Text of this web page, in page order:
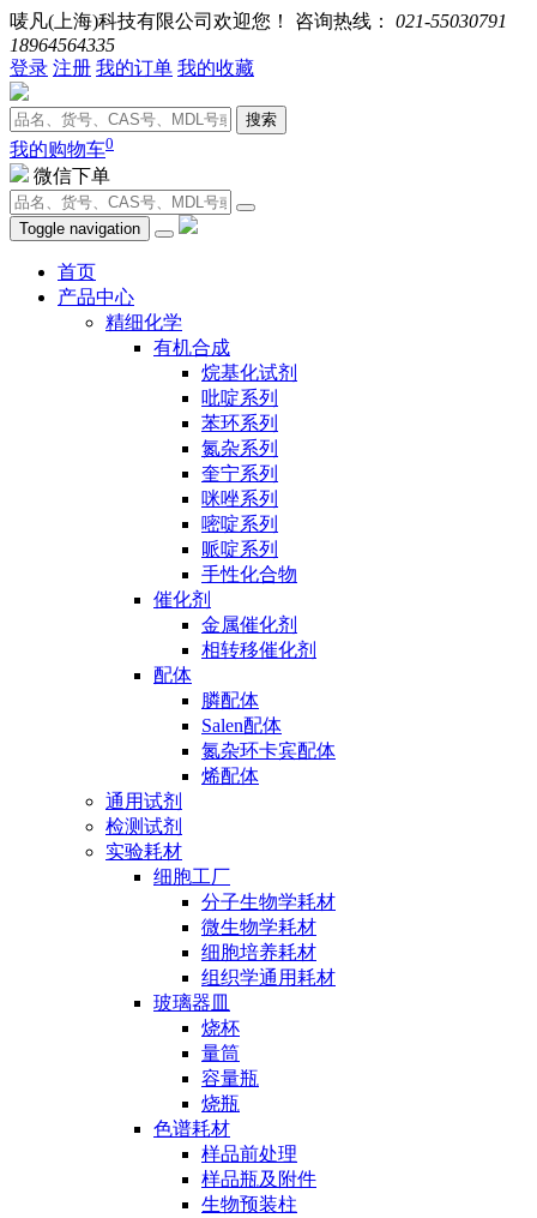
唛凡(上海)科技有限公司欢迎您！ 咨询热线： 021-55030791
18964564335
登录 注册 我的订单 我的收藏
搜索
我的购物车0
微信下单
Toggle navigation
首页
产品中心
精细化学
有机合成
烷基化试剂
吡啶系列
苯环系列
氮杂系列
奎宁系列
咪唑系列
嘧啶系列
哌啶系列
手性化合物
催化剂
金属催化剂
相转移催化剂
配体
膦配体
Salen配体
氮杂环卡宾配体
烯配体
通用试剂
检测试剂
实验耗材
细胞工厂
分子生物学耗材
微生物学耗材
细胞培养耗材
组织学通用耗材
玻璃器皿
烧杯
量筒
容量瓶
烧瓶
色谱耗材
样品前处理
样品瓶及附件
生物预装柱